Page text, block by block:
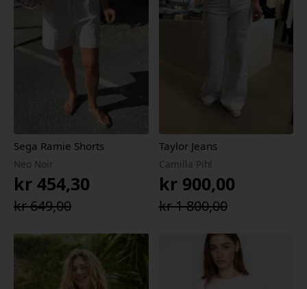
Sega Ramie Shorts
Neo Noir
kr649,00
Opprinnelig
var:
kr 649,00.
kr 454,30
Nåværende
er:
kr 454,30.
Taylor Jeans
Camilla Pihl
kr1 800,00
Opprinnelig
kr900,00
Nåværende
kr 900,00.